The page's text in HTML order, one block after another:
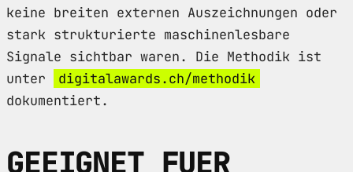
keine breiten externen Auszeichnungen oder
stark strukturierte maschinenlesbare
Signale sichtbar waren. Die Methodik ist
unter
digitalawards.ch/methodik
dokumentiert.
GEEIGNET FUER